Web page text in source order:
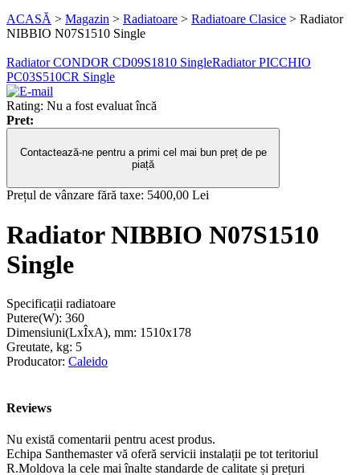
ACASĂ > Magazin > Radiatoare > Radiatoare Clasice > Radiator
NIBBIO N07S1510 Single
Radiator CONDOR CD09S1810 SingleRadiator PICCHIO
PC03S510CR Single
Rating: Nu a fost evaluat încă
Pret:
Contactează-ne pentru a primi cel mai bun preț de pe
piață
Prețul de vânzare fără taxe: 5400,00 Lei
Radiator NIBBIO N07S1510
Single
Specificații radiatoare
Putere(W): 360
Dimensiuni(LxÎxA), mm: 1510x178
Greutate, kg: 5
Producator: Caleido
Reviews
Nu există comentarii pentru acest produs.
Echipa Santhemaster vă oferă servicii instalații pe tot teritoriul
R.Moldova la cele mai înalte standarde de calitate și prețuri